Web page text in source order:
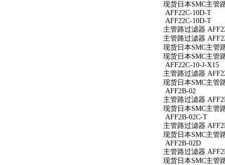
现货日本SMC主管
AFF22C-10D-T
AFF22C-10D-T
主管路过滤器
主管路过滤器
现货日本SMC主管
现货日本SMC主管
AFF22C-10-J-X15
主管路过滤器
现货日本SMC主管
AFF2B-02
主管路过滤器
现货日本SMC主管
AFF2B-02C-T
主管路过滤器
现货日本SMC主管
AFF2B-02D
主管路过滤器
现货日本SMC主管